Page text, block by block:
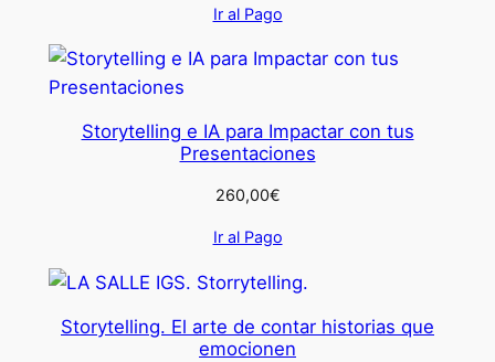
Ir al Pago
Storytelling e IA para Impactar con tus
Presentaciones
260,00€
Ir al Pago
Storytelling. El arte de contar historias que
emocionen